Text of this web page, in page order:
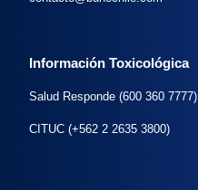
Información Toxicológica
Salud Responde (600 360 7777)
CITUC (+562 2 2635 3800)